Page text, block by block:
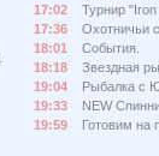
17:02
Турнир
17:36
Охотничьи
18:01
События.
18:18
Звездная
19:04
Рыбалка с
19:33
NEW
19:59
Готовим на